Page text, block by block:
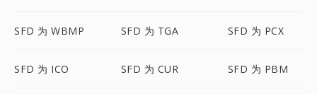
SFD 为 WBMP SFD 为 TGA SFD 为 PCX
SFD 为 ICO SFD 为 CUR SFD 为 PBM